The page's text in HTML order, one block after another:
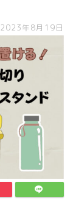
2023年8月19日